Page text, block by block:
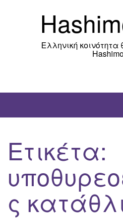
Ελληνική κοινότητα
Ετικέτα:
ς